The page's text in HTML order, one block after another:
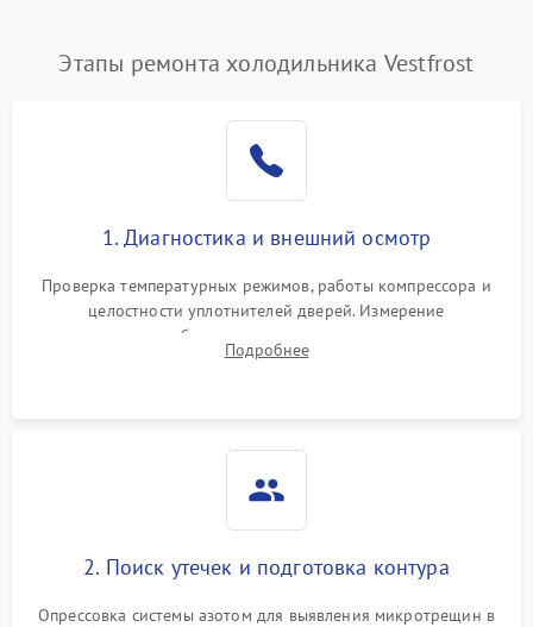
Поломка системы No Frost 2600 ₽ Подробнее →
работе
2000 ₽ Подробнее →
1000 ₽
1800 ₽
Этапы ремонта холодильника Vestfrost
1. Диагностика и внешний осмотр
Проверка температурных режимов, работы компрессора и
целостности уплотнителей дверей. Измерение
сопротивления обмоток мотора, проверка термостата и
считывание кодов ошибок с электронного дисплея.
Подробнее
2. Поиск утечек и подготовка контура
Опрессовка системы азотом для выявления микротрещин в